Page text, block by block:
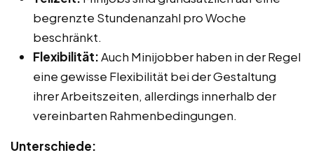
begrenzte Stundenanzahl pro Woche
beschränkt.
Flexibilität:Auch Minijobber haben in der Regel
eine gewisse Flexibilität bei der Gestaltung
ihrer Arbeitszeiten, allerdings innerhalb der
vereinbarten Rahmenbedingungen.
Unterschiede: